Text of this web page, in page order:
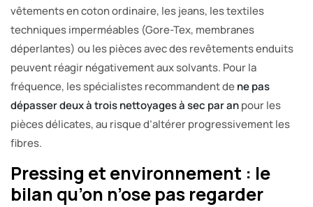
vêtements en coton ordinaire, les jeans, les textiles
techniques imperméables (Gore-Tex, membranes
déperlantes) ou les pièces avec des revêtements enduits
peuvent réagir négativement aux solvants. Pour la
fréquence, les spécialistes recommandent dene pas
dépasser deux à trois nettoyages à sec par anpour les
pièces délicates, au risque d’altérer progressivement les
fibres.
Pressing et environnement : le
bilan qu’on n’ose pas regarder